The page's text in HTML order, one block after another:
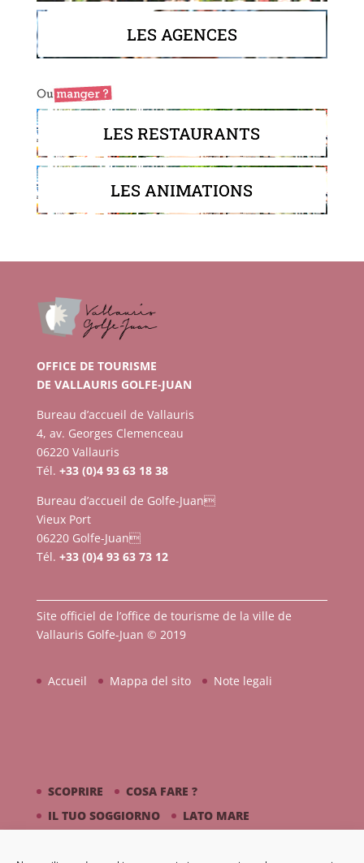
LES AGENCES
LES RESTAURANTS
LES ANIMATIONS
OFFICE DE TOURISME
DE VALLAURIS GOLFE-JUAN
Bureau d’accueil de Vallauris
4, av. Georges Clemenceau
06220 Vallauris
Tél. +33 (0)4 93 63 18 38
Bureau d’accueil de Golfe-Juan
Vieux Port
06220 Golfe-Juan
Tél. +33 (0)4 93 63 73 12
Site officiel de l’office de tourisme de la ville de
Vallauris Golfe-Juan © 2019
Accueil Mappa del sito Note legali
SCOPRIRE
COSA FARE ?
IL TUO SOGGIORNO
LATO MARE